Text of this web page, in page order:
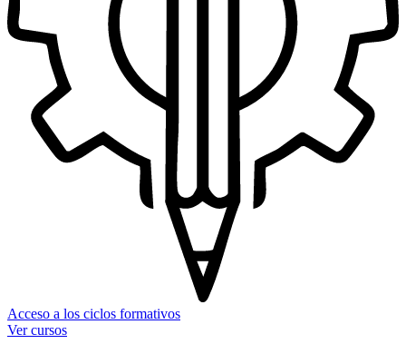
Acceso a los ciclos formativos
Ver cursos